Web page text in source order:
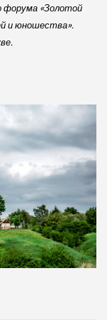
форума «Золотой
и юношества».